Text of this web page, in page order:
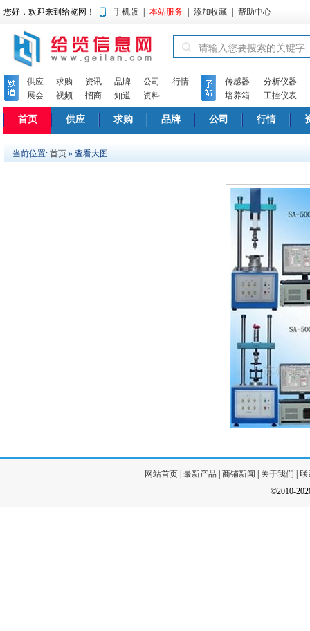
您好，欢迎来到给览网！ 手机版 本站服务 添加收藏 帮助中心
供应 求购 资讯 品牌 公司
行情
展会
视频 招商 知道 资料
传感器
分析仪器
培养箱
工控仪表
首页 供应 求购 品牌 公司 行情
当前位置: 首页 » 查看大图
网站首页| 最新产品 商铺新闻 关于我们
联
©2010-